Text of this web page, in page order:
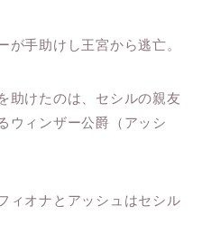
が手助けし王宮から逃亡。
助けたのは、セシルの親友
ウィンザー公爵（アッシ
ィオナとアッシュはセシル